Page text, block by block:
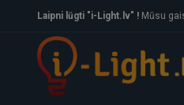
Laipni lūgti "i-Light.lv" ! Mūsu